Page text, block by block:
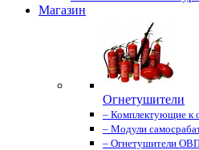
Магазин
Огнетушители
– Комплектующие к
– Модули
– Огнетушители